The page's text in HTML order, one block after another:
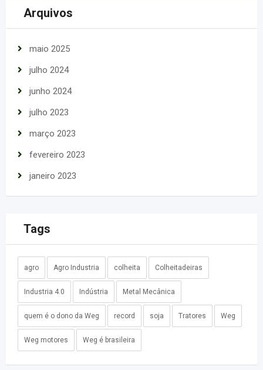
Arquivos
maio 2025
julho 2024
junho 2024
julho 2023
março 2023
fevereiro 2023
janeiro 2023
Tags
agro Agro Industria colheita Colheitadeiras
Industria 4.0 Indústria Metal Mecânica
quem é o dono da Weg record soja Tratores Weg
Weg motores Weg é brasileira